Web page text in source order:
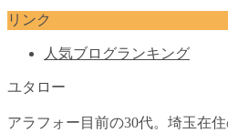
リンク
人気ブログランキング
ユタロー
アラフォー目前の30代。埼玉在住